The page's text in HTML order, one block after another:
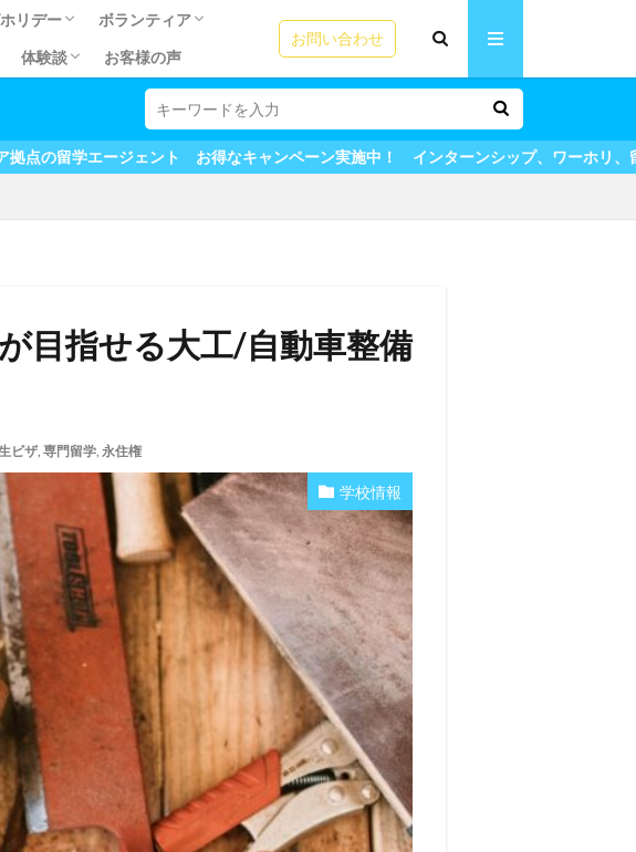
体験談
体験談
リデー
ホリデーとは？
元が取れるワーホリの方法
得なパッケージ
だけじゃない！ホームステイ魅力
うビザを見つけよう！ビザの選び
ワーホリ＆留学の成功の秘訣！
海外生活必須アイテム
オーストラリア交通ICカード
ボランティア
幼稚園ボランティア
日本語教師アシスタント
ィール
体験談
有給インターンシップ体験談
無給インターンシップ体験談
大学生春休み/夏休みプログラム体験談
ボランティア体験談
ホームステイ・田舎ステイ
マイステージ利用者の声
オンライン留学＆英会話
お客様の声
お問い合わせ
ント お得なキャンペーン実施中！ インターンシップ、ワーホリ、留学も全てマイステ
目指せる大工/自動車整備
ビザ, 専門留学, 永住権
学校情報